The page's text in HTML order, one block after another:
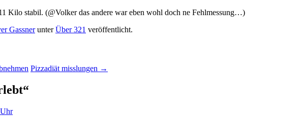
Kilo stabil. (@Volker das andere war eben wohl doch ne Fehlmessung…)
GassnerunterÜber 321 veröffentlicht.
Pizzadiät misslungen →
“